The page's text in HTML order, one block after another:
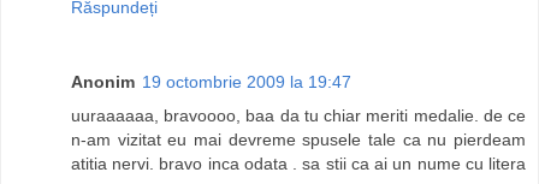
Răspundeți
Anonim 19 octombrie 2009 la 19:47
uuraaaaaa, bravoooo, baa da tu chiar meriti medalie. de ce
n-am vizitat eu mai devreme spusele tale ca nu pierdeam
atitia nervi. bravo inca odata . sa stii ca ai un nume cu litera